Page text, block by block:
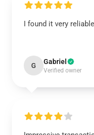
I found it very
G Gabriel
Verified owner